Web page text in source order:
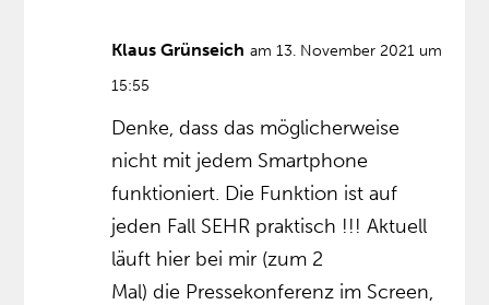
Klaus Grünseich am 13. November 2021 um
15:55
Denke, dass das möglicherweise
nicht mit jedem Smartphone
funktioniert. Die Funktion ist auf
jeden Fall SEHR praktisch !!! Aktuell
läuft hier bei mir (zum 2
Mal) die Pressekonferenz im Screen,